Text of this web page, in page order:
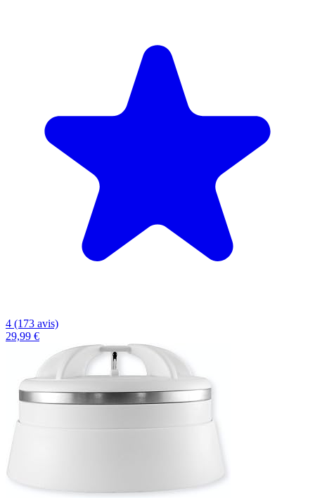
4 (173 avis)
29,99 €